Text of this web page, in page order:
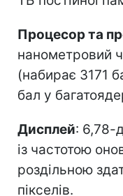
Процесор та
нанометровий
(набирає 3171
бал у
Дисплей: 6,78-
із частотою
роздільною
пікселів.